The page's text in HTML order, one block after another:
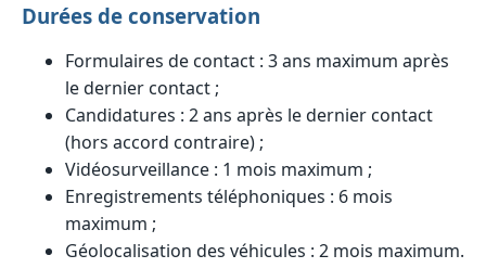
Durées de conservation
Formulaires de contact : 3 ans maximum après
le dernier contact ;
Candidatures : 2 ans après le dernier contact
(hors accord contraire) ;
Vidéosurveillance : 1 mois maximum ;
Enregistrements téléphoniques : 6 mois
maximum ;
Géolocalisation des véhicules : 2 mois maximum.